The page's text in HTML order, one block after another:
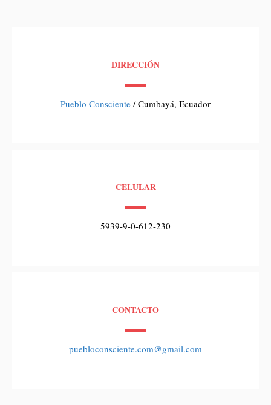
DIRECCIÓN
Pueblo Consciente / Cumbayá, Ecuador
CELULAR
5939-9-0-612-230
CONTACTO
puebloconsciente.com@gmail.com